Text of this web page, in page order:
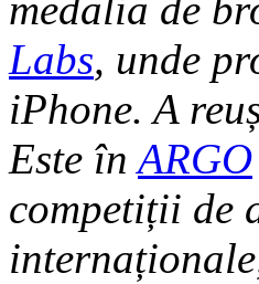
Labs, unde
iPhone. A
Este în ARGO
competiții de